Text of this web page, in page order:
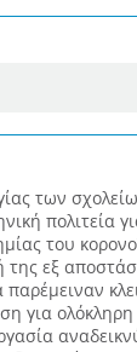
των
πολιτεία
του
της εξ
για ολόκληρη